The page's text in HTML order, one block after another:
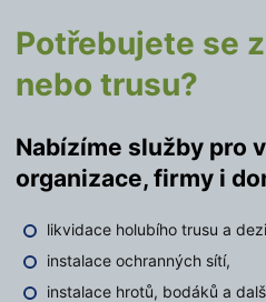
Potřebujete se
nebo trusu?
Nabízíme služby pro
organizace, firmy i
likvidace holubího trusu a
instalace ochranných sítí,
instalace hrotů, bodáků a